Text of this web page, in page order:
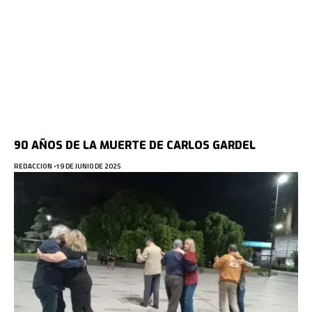
90 AÑOS DE LA MUERTE DE CARLOS GARDEL
REDACCION 19 DE JUNIO DE 2025